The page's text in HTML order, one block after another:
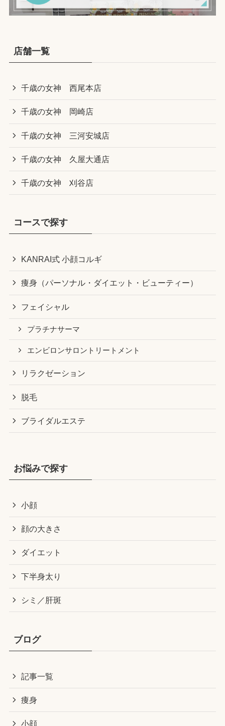
店舗一覧
千歳の女神 西尾本店
千歳の女神 岡崎店
千歳の女神 三河安城店
千歳の女神 久屋大通店
千歳の女神 刈谷店
コースで探す
KANRAI式 小顔コルギ
痩身（パーソナル・ダイエット・ビューティー）
フェイシャル
プラチナサーマ
エンビロンサロントリートメント
リラクゼーション
脱毛
ブライダルエステ
お悩みで探す
小顔
顔の大きさ
ダイエット
下半身太り
シミ／肝斑
ブログ
記事一覧
痩身
小顔